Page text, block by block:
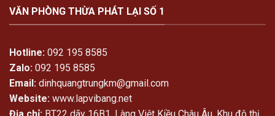
chia
tài
sản
Số
1
VĂN PHÒNG THỪA PHÁT LẠI SỐ 1
Hotline: 092 195 8585
Zalo: 092 195 8585
Email: dinhquangtrungkm@gmail.com
Website: www.lapvibang.net